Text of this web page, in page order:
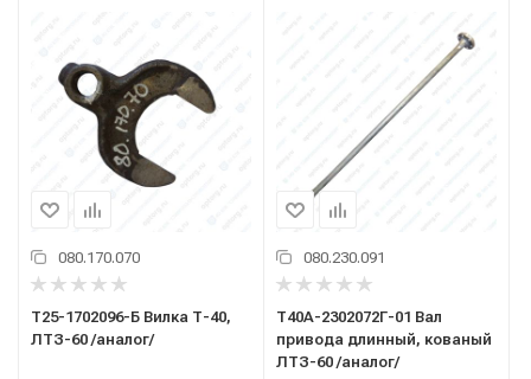
080.170.070
Т25-1702096-Б Вилка Т-40,
ЛТЗ-60 /аналог/
080.230.091
Т40А-2302072Г-01 Вал
привода длинный, кованый
ЛТЗ-60 /аналог/